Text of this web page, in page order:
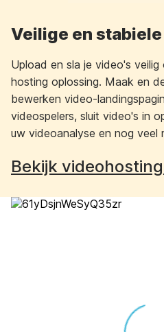
Veilige en
Upload en sla je video's
hosting oplossing. Maak en
bewerken video-
videospelers, sluit video's in
uw videoanalyse en nog veel
Bekijk